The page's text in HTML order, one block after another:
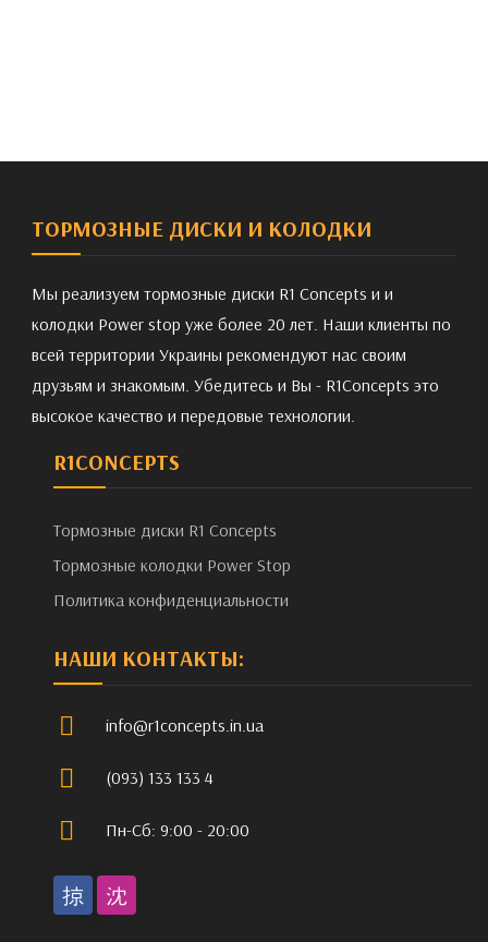
ТОРМОЗНЫЕ ДИСКИ И КОЛОДКИ
Мы реализуем тормозные диски R1 Concepts и и
колодки Power stop уже более 20 лет. Наши клиенты по
всей территории Украины рекомендуют нас своим
друзьям и знакомым. Убедитесь и Вы - R1Concepts это
высокое качество и передовые технологии.
R1CONCEPTS
Тормозные диски R1 Concepts
Тормозные колодки Power Stop
Политика конфиденциальности
НАШИ КОНТАКТЫ:
info@r1concepts.in.ua
(093) 133 133 4
Пн-Сб: 9:00 - 20:00